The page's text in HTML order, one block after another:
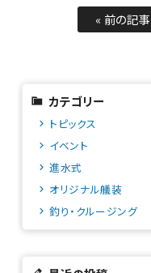
« 前の記事
カテゴリー
トピックス
イベント
進水式
オリジナル艤装
釣り・クルージング